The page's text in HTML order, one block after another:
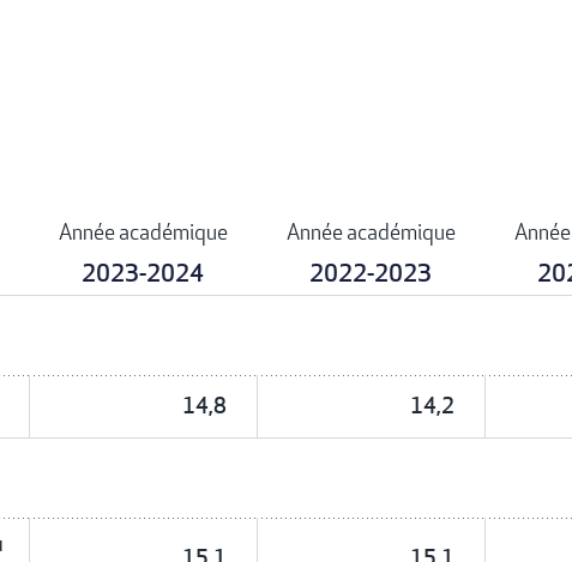
Année académique
2023-2024
Année académique
2022-2023
14,8 14,2